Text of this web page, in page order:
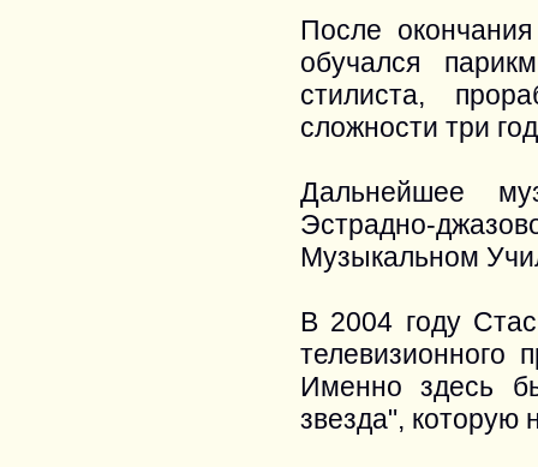
После
обучался
стилиста,
сложности три
Дальнейшее
Эстрадно-
Музыкальном
В 2004 году
телевизионного
Именно здесь
звезда", которую